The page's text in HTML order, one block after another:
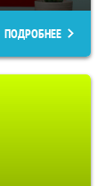
ПОДРОБНЕЕ